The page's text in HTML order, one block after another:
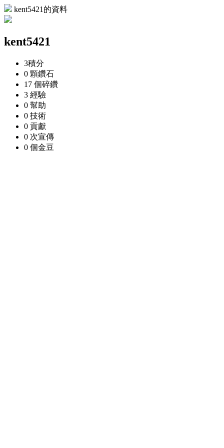
kent5421的資料
kent5421
3積分
0 顆鑽石
17 個碎鑽
3 經驗
0 幫助
0 技術
0 貢獻
0 次宣傳
0 個金豆